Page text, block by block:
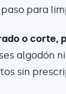
para
o corte,
algodón
sin